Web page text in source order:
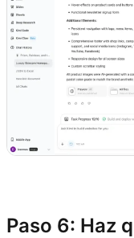
Paso 6: Haz